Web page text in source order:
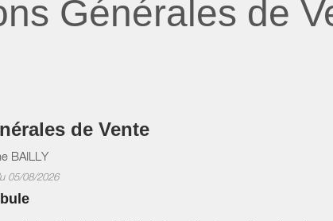
Générales de
de Vente
BAILLY
05/08/2026